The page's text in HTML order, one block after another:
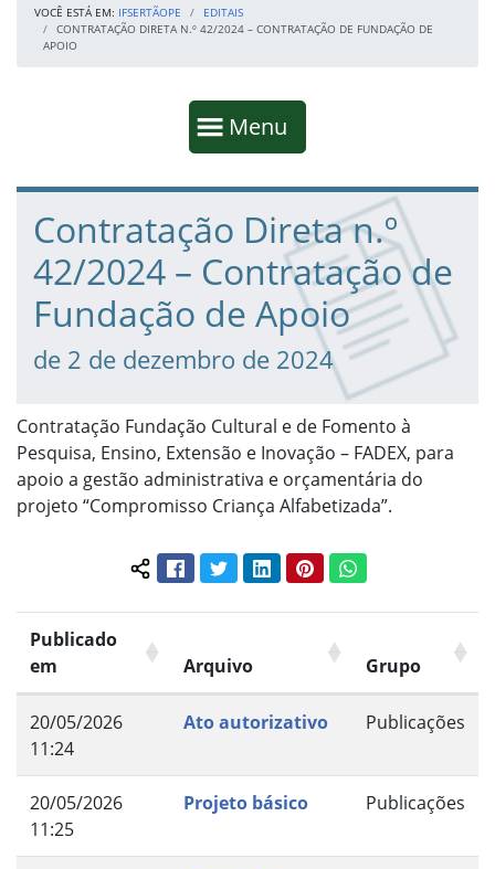
VOCÊ ESTÁ EM: IFSERTÃOPE
EDITAIS
CONTRATAÇÃO DIRETA N.º 42/2024 – CONTRATAÇÃO DE FUNDAÇÃO DE
APOIO
Mostrar
Menu
Fim da navegação
Início do conteúdo
Contratação Direta n.º
42/2024 – Contratação de
Fundação de Apoio
de 2 de dezembro de 2024
Contratação Fundação Cultural e de Fomento à
Pesquisa, Ensino, Extensão e Inovação – FADEX, para
apoio a gestão administrativa e orçamentária do
projeto “Compromisso Criança Alfabetizada”.
Compartilhar conteúdo:
FacebookTwitterLinkedInPinterestWhatsApp
Publicado
em
Arquivo Grupo
20/05/2026
11:24
Ato autorizativo Publicações
20/05/2026
11:25
Projeto básico Publicações